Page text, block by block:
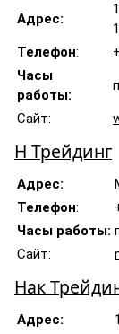
Адрес:
Телефон:
Часы
работы:
Сайт:
Н Трейдинг
Адрес:
Телефон:
Часы работы:
Сайт:
Нак
Адрес: